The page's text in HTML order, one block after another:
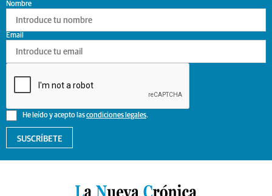
Nombre
He leído y acepto lascondiciones legales.
Email
SUSCRÍBETE